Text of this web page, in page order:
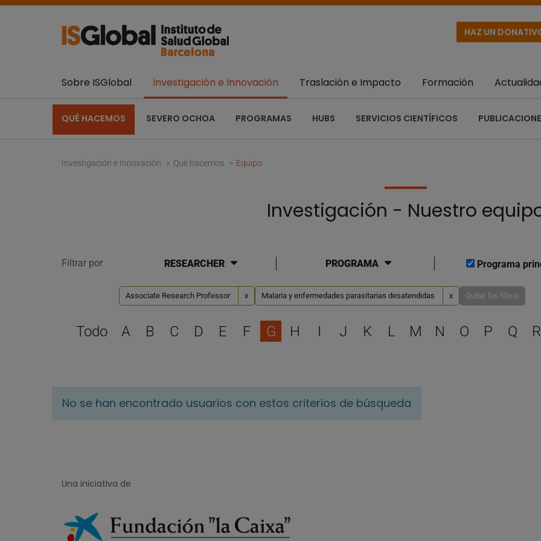
HAZ UN
Sobre ISGlobal Investigación e Innovación
QUÉ HACEMOS SEVERO OCHOA PROGRAMAS HUBS SERVICIOS CIENTÍFICOS
Traslación e Impacto Formación
Investigación e Innovación Qué hacemos Equipo
Investigación - Nuestro
Filtrar por RESEARCHER PROGRAMA Programa
Associate Research Professor x Malaria y enfermedades parasitarias desatendidas x Quitar los filtros
Selecciona una letra
Todo A B C D E F G H I J K L M N O P Q R
No se han encontrado usuarios con estos criterios de búsqueda
Una iniciativa de